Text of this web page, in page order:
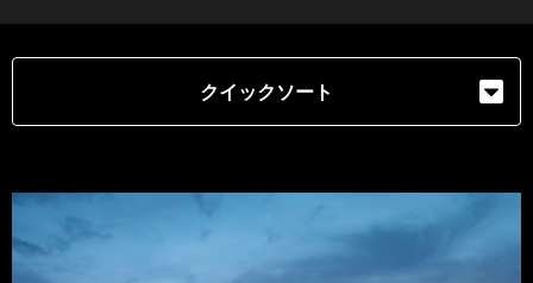
クイックソート